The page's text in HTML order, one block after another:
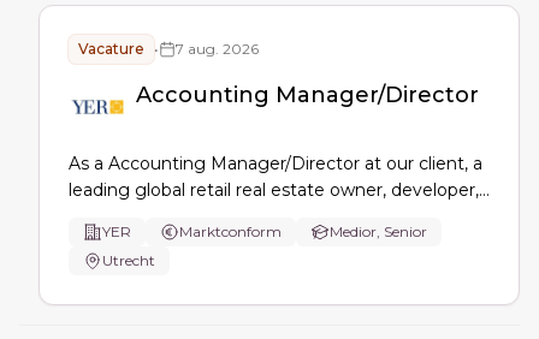
Vacature • 7 aug. 2026
Accounting Manager/Director
As a Accounting Manager/Director at our client, a
leading global retail real estate owner, developer,
dining, entertainment and mixed-use destinations
based in Utrecht. You own accounting, reporting
YER Marktconform
Medior, Senior
Utrecht